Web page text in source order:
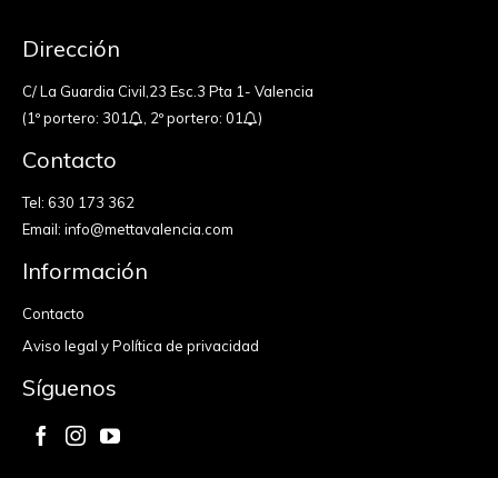
Dirección
C/ La Guardia Civil,23 Esc.3 Pta 1- Valencia
(1º portero: 301
, 2º portero: 01 )
Contacto
Tel: 630 173 362
Email: info@mettavalencia.com
Información
Contacto
Aviso legal y Política de privacidad
Síguenos